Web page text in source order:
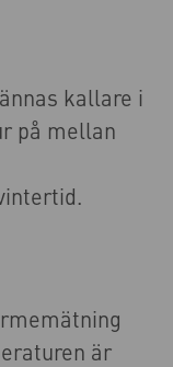
kallare i
på mellan
är